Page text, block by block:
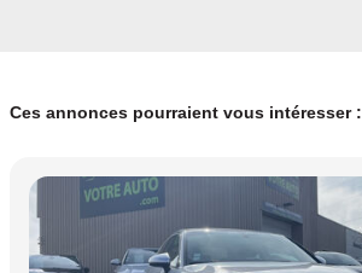
Ces annonces pourraient vous intéresser :